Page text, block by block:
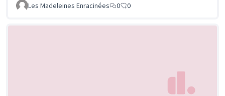
Les Madeleines Enracinées 0 0